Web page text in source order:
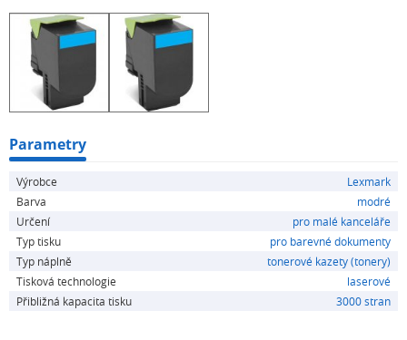
Parametry
Výrobce
Lexmark
Barva
modré
Určení
pro malé kanceláře
Typ tisku
pro barevné dokumenty
Typ náplně
tonerové kazety (tonery)
Tisková technologie
laserové
Přibližná kapacita tisku
3000 stran